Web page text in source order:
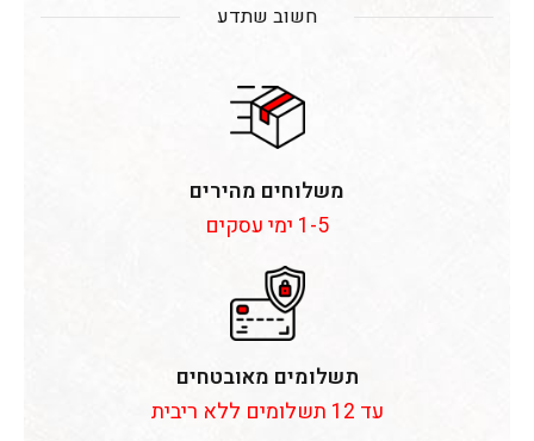
חשוב שתדע
משלוחים מהירים
1-5 ימי עסקים
תשלומים מאובטחים
עד 12 תשלומים ללא ריבית